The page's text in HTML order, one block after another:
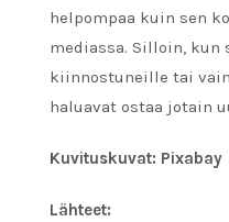
helpompaa kuin sen
mediassa. Silloin, kun
kiinnostuneille tai
haluavat ostaa jotain
Kuvituskuvat: Pixabay
Lähteet: